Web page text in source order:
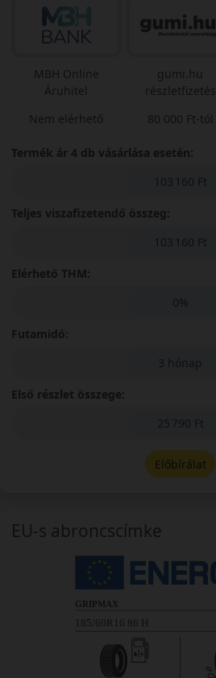
MBH Online
Áruhitel
Nem elérhető
gumi.hu
részletfizetés
80 000 Ft-tól
Termék ár 4 db vásárlása esetén:
103 160 Ft
Teljes viszafizetendő összeg:
103 160 Ft
Elérhető THM:
0%
Futamidő:
3 hónap
Első részlet összege:
25 790 Ft
Előbírálat
EU-s abroncscímke